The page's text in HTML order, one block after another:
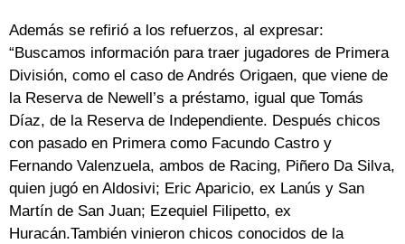
Además se refirió a los refuerzos, al expresar:
“Buscamos información para traer jugadores de Primera
División, como el caso de Andrés Origaen, que viene de
la Reserva de Newell’s a préstamo, igual que Tomás
Díaz, de la Reserva de Independiente. Después chicos
con pasado en Primera como Facundo Castro y
Fernando Valenzuela, ambos de Racing, Piñero Da Silva,
quien jugó en Aldosivi; Eric Aparicio, ex Lanús y San
Martín de San Juan; Ezequiel Filipetto, ex
Huracán.También vinieron chicos conocidos de la